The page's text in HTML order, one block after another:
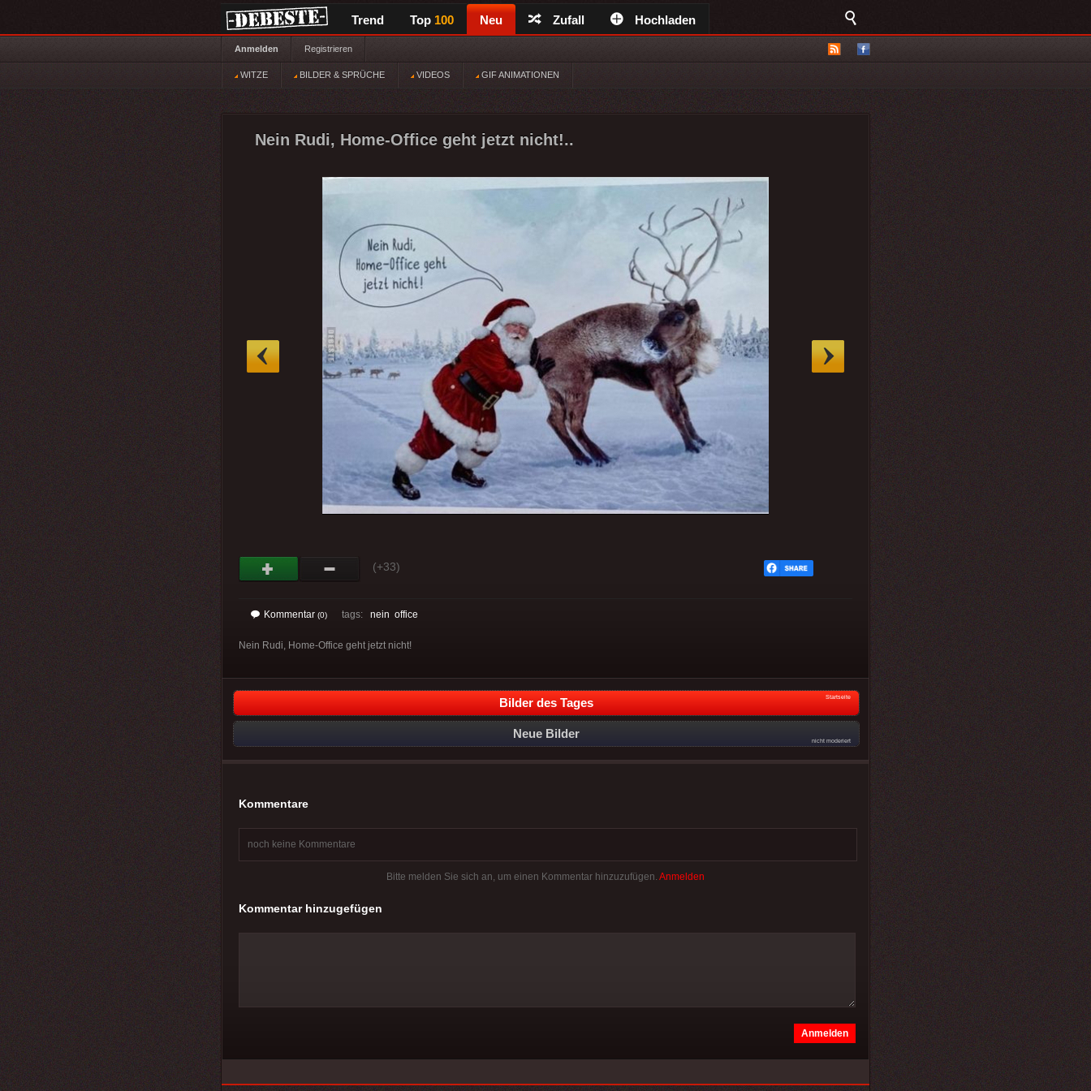
Trend Top 100 Neu Zufall Hochladen
Anmelden Registrieren
WITZE BILDER & SPRÜCHE VIDEOS GIF ANIMATIONEN
Nein Rudi, Home-Office geht jetzt nicht!..
(+33)
Kommentar (0) tags: nein office
Nein Rudi, Home-Office geht jetzt nicht!
Bilder des Tages Startseite
Neue Bilder
nicht moderiert
Kommentare
noch keine Kommentare
Bitte melden Sie sich an, um einen Kommentar hinzuzufügen. Anmelden
Kommentar hinzugefügen